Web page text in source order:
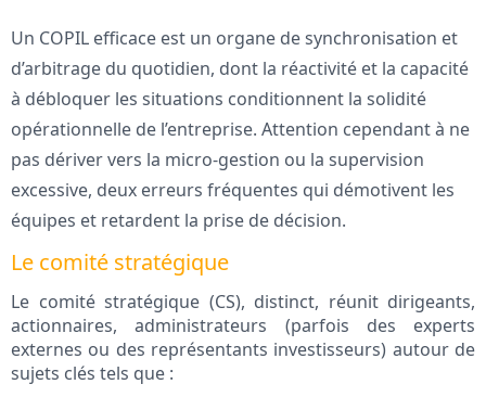
Un COPIL efficace est un organe de synchronisation et
d’arbitrage du quotidien, dont la réactivité et la capacité
à débloquer les situations conditionnent la solidité
opérationnelle de l’entreprise. Attention cependant à ne
pas dériver vers la micro-gestion ou la supervision
excessive, deux erreurs fréquentes qui démotivent les
équipes et retardent la prise de décision.
Le comité stratégique
Le comité stratégique (CS), distinct, réunit dirigeants,
actionnaires, administrateurs (parfois des experts
externes ou des représentants investisseurs) autour de
sujets clés tels que :